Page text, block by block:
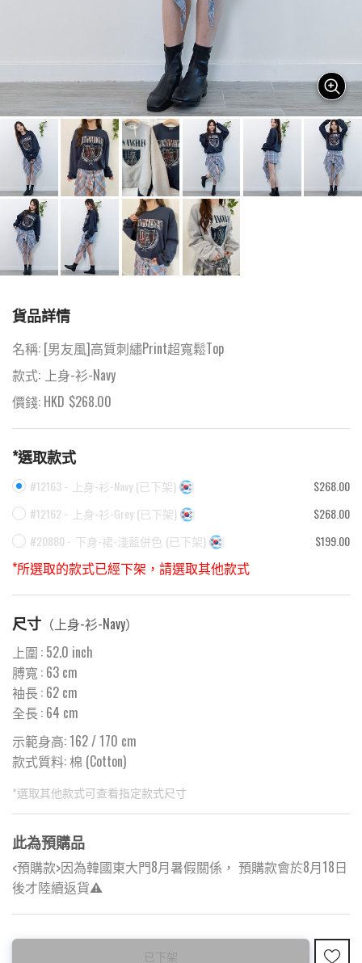
貨品詳情
名稱: [男友風]高質刺繡Print超寬鬆Top
款式: 上身-衫-Navy
價錢: HKD $268.00
*選取款式
#12163 - 上身-衫-Navy (已下架)
$268.00
#12162 - 上身-衫-Grey (已下架)
$268.00
#20880 - 下身-裙-淺藍併色 (已下架) $199.00
*所選取的款式已經下架，請選取其他款式
尺寸 （上身-衫-Navy）
上圍 : 52.0 inch
膊寬 : 63 cm
袖長 : 62 cm
全長 : 64 cm
示範身高: 162 / 170 cm
款式質料:棉 (Cotton)
*選取其他款式可查看指定款式尺寸
此為預購品
<預購款>因為韓國東大門8月暑假關係， 預購款會於8月18日
後才陸續返貨⚠️
此為減價貨品
已下架